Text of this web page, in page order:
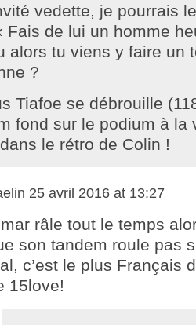
vedette, je pourrais
Fais de lui un homme
alors tu viens y faire un
?
Tiafoe se débrouille
fond sur le podium à la
le rétro de Colin !
25 avril 2016 at 13:27
râle tout le temps
son tandem roule pas
c’est le plus Français
15love!